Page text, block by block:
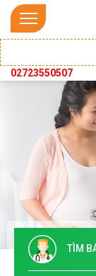
02723550507
TÌM